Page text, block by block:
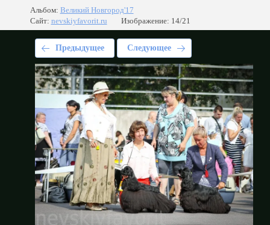
Альбом: Великий Новгород'17
Сайт: nevskiyfavorit.ru Изображение: 14/21
Предыдущее Следующее